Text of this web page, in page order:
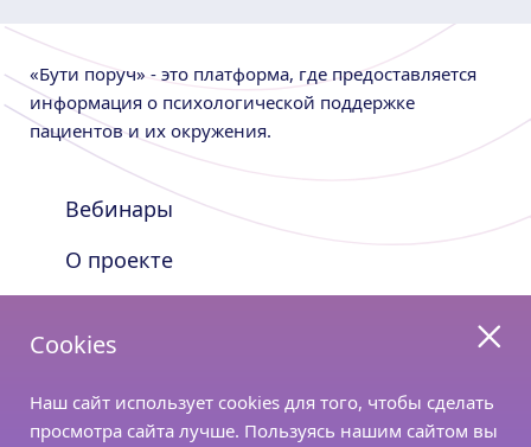
«Бути поруч» - это платформа, где предоставляется
информация о психологической поддержке
пациентов и их окружения.
Вебинары
О проекте
Оставайтесь с нами на связи
Cookies
Наш сайт использует cookies для того, чтобы сделать
просмотра сайта лучше. Пользуясь нашим сайтом вы